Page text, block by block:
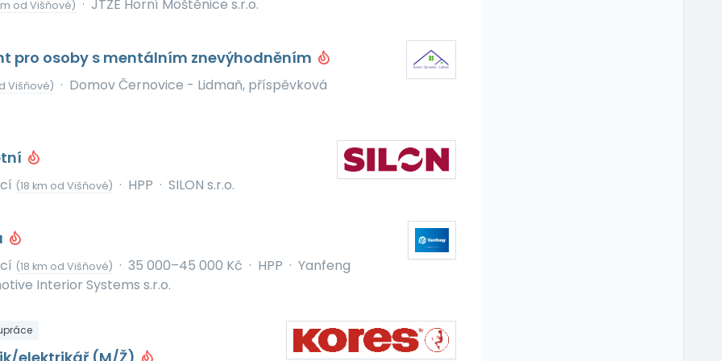
od Višňové) · JTZE Horní Moštěnice s.r.o.
pro osoby s mentálním znevýhodněním
Višňové) · Domov Černovice - Lidmaň, příspěvková
(18 km od Višňové) · HPP · SILON s.r.o.
(18 km od Višňové) · 35 000–45 000 Kč · HPP · Yanfeng
Interior Systems s.r.o.